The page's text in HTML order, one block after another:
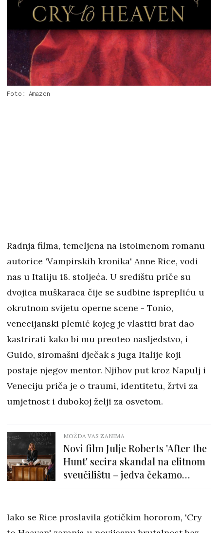
Foto: Amazon
Radnja filma, temeljena na istoimenom romanu
autorice 'Vampirskih kronika' Anne Rice, vodi
nas u Italiju 18. stoljeća. U središtu priče su
dvojica muškaraca čije se sudbine isprepliću u
okrutnom svijetu operne scene - Tonio,
venecijanski plemić kojeg je vlastiti brat dao
kastrirati kako bi mu preoteo nasljedstvo, i
Guido, siromašni dječak s juga Italije koji
postaje njegov mentor. Njihov put kroz Napulj i
Veneciju priča je o traumi, identitetu, žrtvi za
umjetnost i dubokoj želji za osvetom.
MOŽDA VAS ZANIMA
Novi film Julje Roberts 'After the
Hunt' secira skandal na elitnom
sveučilištu – jedva čekamo
Iako se Rice proslavila gotičkim hororom, 'Cry